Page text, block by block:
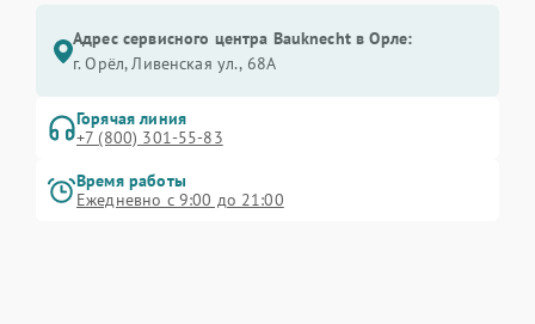
Адрес сервисного центра Bauknecht в Орле:
г. Орёл, Ливенская ул., 68А
Горячая линия
+7 (800) 301-55-83
Время работы
Ежедневно с 9:00 до 21:00